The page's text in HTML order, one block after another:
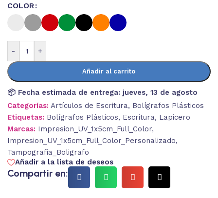
COLOR
- +
Añadir al carrito
📦 Fecha estimada de entrega: jueves, 13 de agosto
Categorías: Artículos de Escritura, Bolígrafos Plásticos
Etiquetas: Bolígrafos Plásticos, Escritura, Lapicero
Marcas: Impresion_UV_1x5cm_Full_Color,
Impresion_UV_1x5cm_Full_Color_Personalizado,
Tampografia_Boligrafo
Añadir a la lista de deseos
Compartir en: